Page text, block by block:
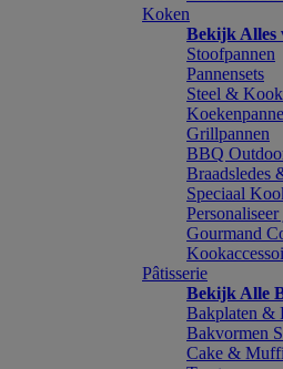
Koken
Bekijk Alles
Stoofpannen
Pannensets
Steel &
Grillpannen
BBQ
Braadsledes
Speciaal
Gourmand
Pâtisserie
Bekijk Alle
Bakplaten &
Bakvormen
Cake &